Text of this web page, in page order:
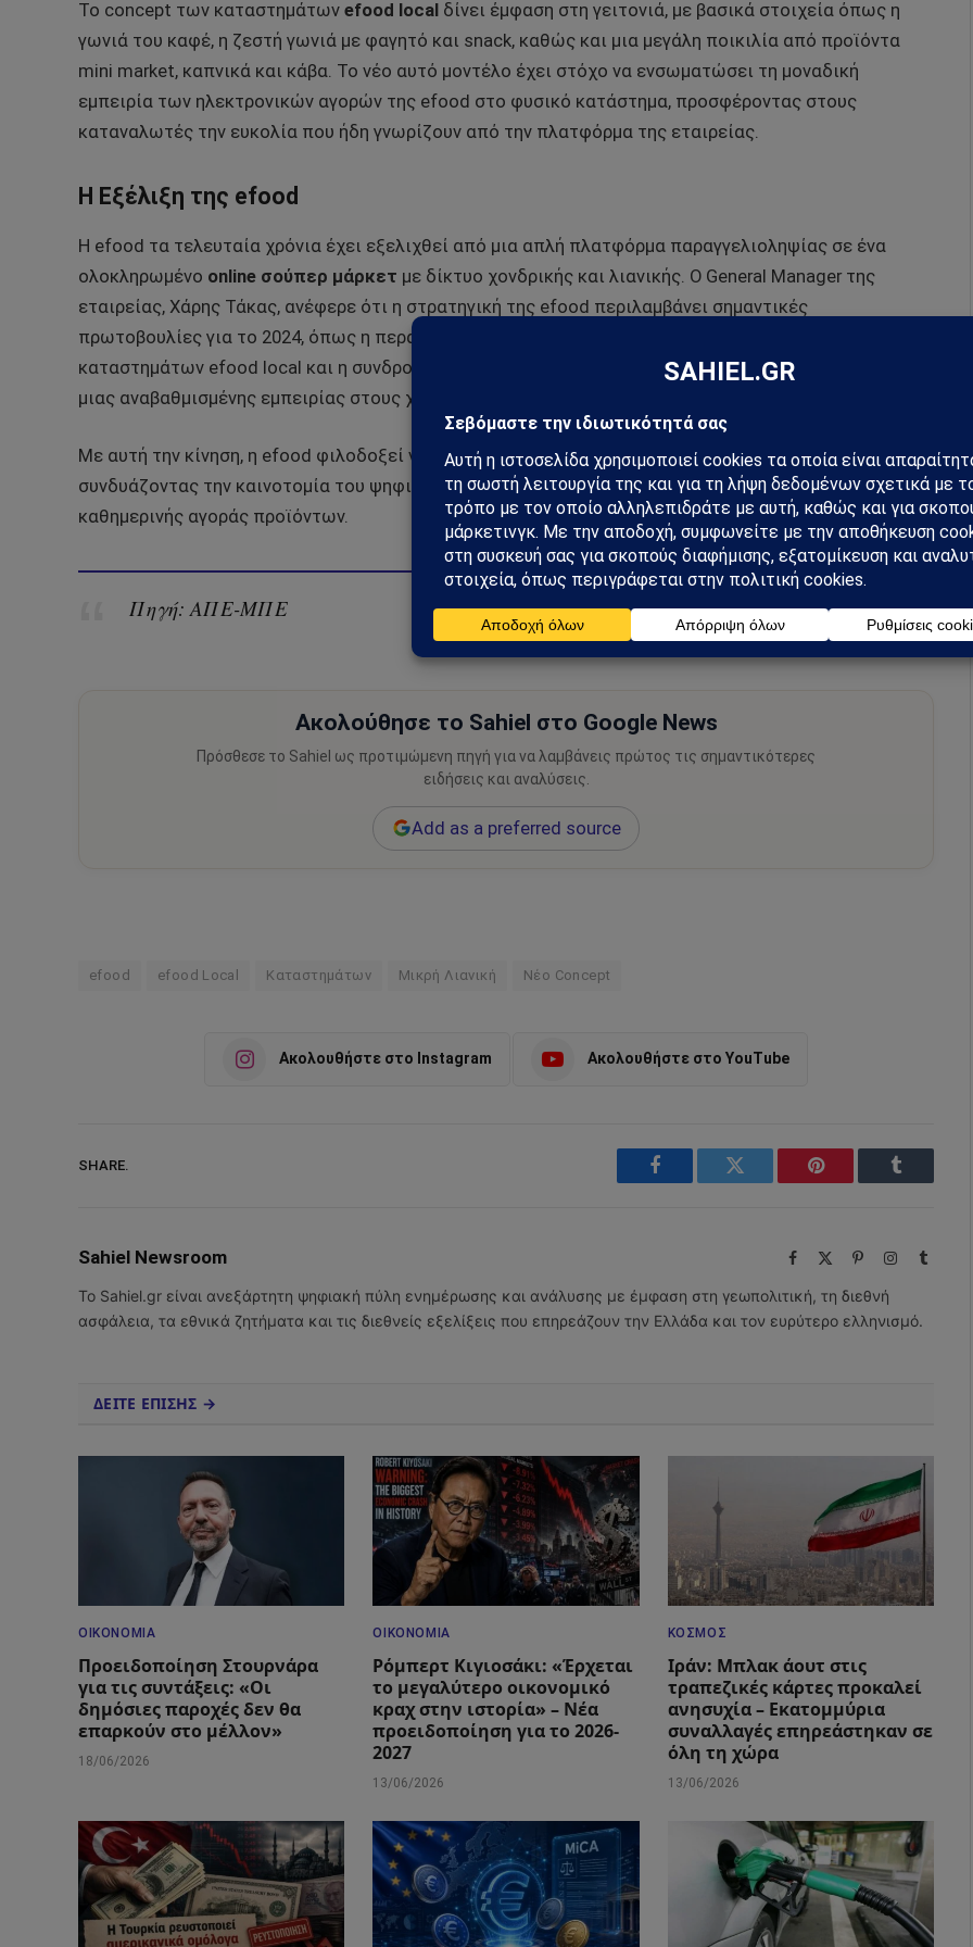
Το concept των καταστημάτων efood local δίνει έμφαση στη γειτονιά, με βασικά στοιχεία όπως η
γωνιά του καφέ, η ζεστή γωνιά με φαγητό και snack, καθώς και μια μεγάλη ποικιλία από προϊόντα
mini market, καπνικά και κάβα. Το νέο αυτό μοντέλο έχει στόχο να ενσωματώσει τη μοναδική
εμπειρία των ηλεκτρονικών αγορών της efood στο φυσικό κατάστημα, προσφέροντας στους
καταναλωτές την ευκολία που ήδη γνωρίζουν από την πλατφόρμα της εταιρείας.
Η Εξέλιξη της efood
Η efood τα τελευταία χρόνια έχει εξελιχθεί από μια απλή πλατφόρμα παραγγελιοληψίας σε ένα
ολοκληρωμένο online σούπερ μάρκετ με δίκτυο χονδρικής και λιανικής. Ο General Manager της
εταιρείας, Χάρης Τάκας, ανέφερε ότι η στρατηγική της efood περιλαμβάνει σημαντικές
πρωτοβουλίες για το 2024, όπως η περαιτέρω επέκταση της υπηρεσίας delivery, η ανάπτυξη των
καταστημάτων efood local και η συνδρομητική υπηρεσία efood pro, που στοχεύουν στην προσφορά
μιας αναβαθμισμένης εμπειρίας στους χρήστες.
Με αυτή την κίνηση, η efood φιλοδοξεί να ενισχύσει περαιτέρω τη θέση της στην αγορά,
συνδυάζοντας την καινοτομία του ψηφιακού κόσμου με τις ανάγκες της μικρής λιανικής και της
καθημερινής αγοράς προϊόντων.
Πηγή: ΑΠΕ-ΜΠΕ
Ακολούθησε το Sahiel στο Google News
Πρόσθεσε το Sahiel ως προτιμώμενη πηγή για να λαμβάνεις πρώτος τις σημαντικότερες
ειδήσεις και αναλύσεις.
Add as a preferred source
efood efood Local Καταστημάτων Μικρή Λιανική Νέο Concept
Ακολουθήστε στο Instagram Ακολουθήστε στο YouTube
SHARE.
Facebook Twitter Pinterest Tumblr
Sahiel Newsroom Facebook PinterestInstagramTumblr
Το Sahiel.gr είναι ανεξάρτητη ψηφιακή πύλη ενημέρωσης και ανάλυσης με έμφαση στη γεωπολιτική, τη διεθνή
ασφάλεια, τα εθνικά ζητήματα και τις διεθνείς εξελίξεις που επηρεάζουν την Ελλάδα και τον ευρύτερο ελληνισμό.
ΔΕΙΤΕ ΕΠΙΣΗΣ →
ΟΙΚΟΝΟΜΊΑ
Προειδοποίηση Στουρνάρα
για τις συντάξεις: «Οι
δημόσιες παροχές δεν θα
επαρκούν στο μέλλον»
18/06/2026
ΟΙΚΟΝΟΜΊΑ
Ρόμπερτ Κιγιοσάκι: «Έρχεται
το μεγαλύτερο οικονομικό
κραχ στην ιστορία» – Νέα
προειδοποίηση για το 2026-
2027
13/06/2026
ΚΌΣΜΟΣ
Ιράν: Μπλακ άουτ στις
τραπεζικές κάρτες προκαλεί
ανησυχία – Εκατομμύρια
συναλλαγές επηρεάστηκαν σε
όλη τη χώρα
13/06/2026